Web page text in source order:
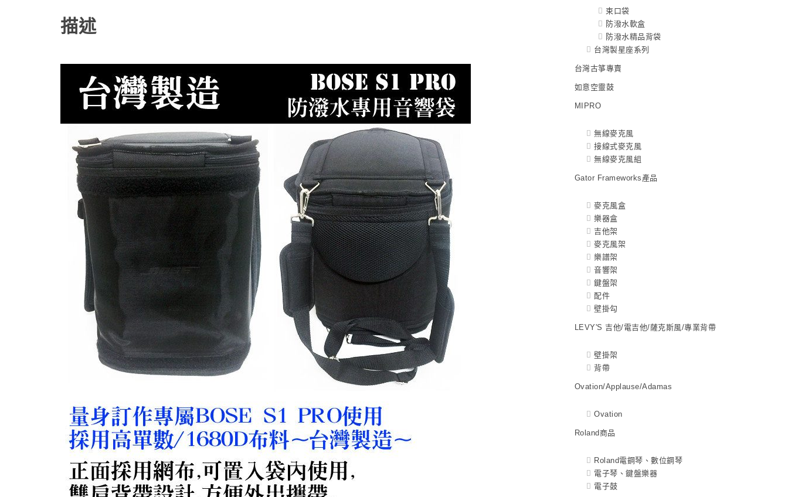
描述
束口袋
防潑水軟盒
防潑水精品背袋
台灣製星座系列
台灣古箏專賣
如意空靈鼓
MIPRO
無線麥克風
接線式麥克風
無線麥克風組
Gator Frameworks產品
麥克風盒
樂器盒
吉他架
麥克風架
樂譜架
音響架
鍵盤架
配件
壁掛勾
LEVY'S 吉他/電吉他/薩克斯風/專業背帶
壁掛架
背帶
Ovation/Applause/Adamas
Ovation
Roland商品
Roland電鋼琴、數位鋼琴
電子琴、鍵盤樂器
電子鼓